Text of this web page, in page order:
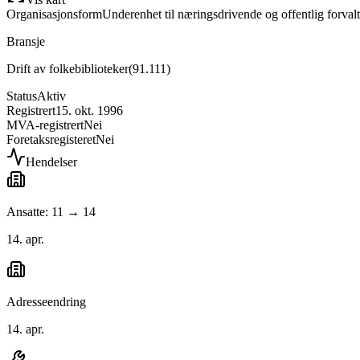
OrganisasjonsformUnderenhet til næringsdrivende og offentlig
Bransje
Drift av folkebiblioteker(91.111)
StatusAktiv
Registrert15. okt. 1996
MVA-registrertNei
ForetaksregisteretNei
Hendelser
Ansatte: 11 → 14
14. apr.
Adresseendring
14. apr.